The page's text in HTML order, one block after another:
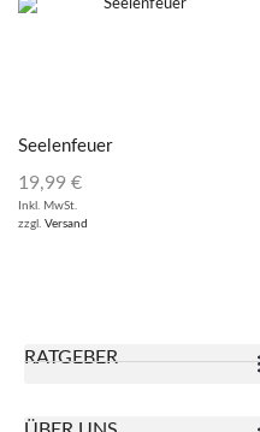
Seelenfeuer
19,99 €
Inkl. MwSt.
zzgl. Versand
RATGEBER